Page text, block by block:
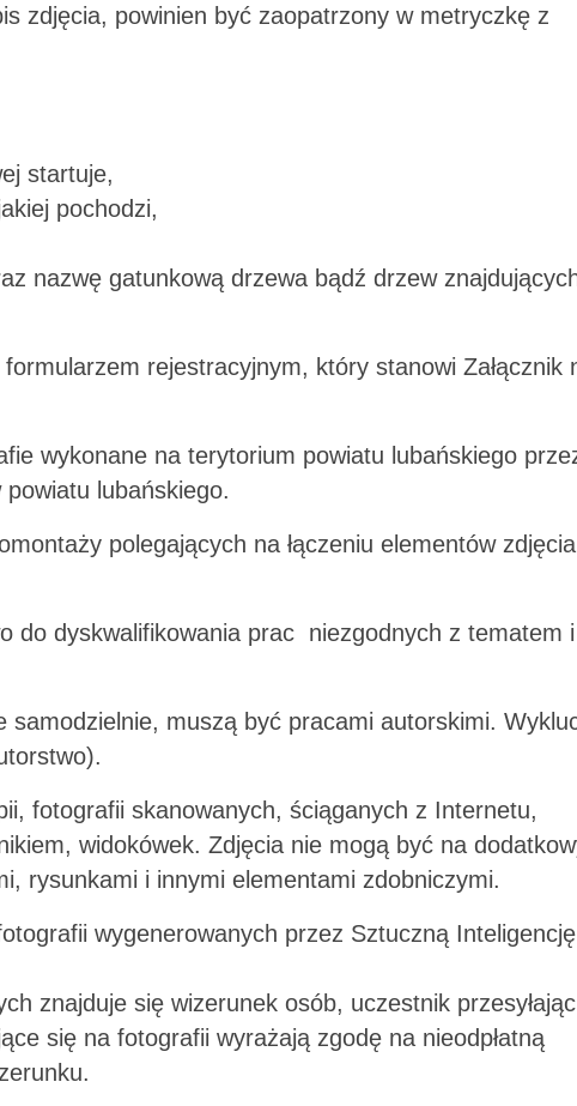
zdjęcia, powinien być zaopatrzony w metryczkę z
startuje,
pochodzi,
nazwę gatunkową drzewa bądź drzew
rejestracyjnym, który stanowi Załącznik
wykonane na terytorium powiatu lubańskiego
lubańskiego.
polegających na łączeniu elementów zdjęcia
do dyskwalifikowania prac niezgodnych z tematem i
samodzielnie, muszą być pracami autorskimi.
fotografii skanowanych, ściąganych z Internetu,
widokówek. Zdjęcia nie mogą być na
rysunkami i innymi elementami zdobniczymi.
wygenerowanych przez Sztuczną Inteligencję
znajduje się wizerunek osób, uczestnik przesyłając
się na fotografii wyrażają zgodę na nieodpłatną